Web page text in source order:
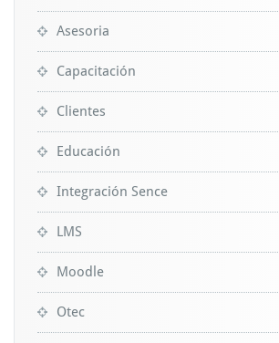
Asesoria
Capacitación
Clientes
Educación
Integración Sence
LMS
Moodle
Otec